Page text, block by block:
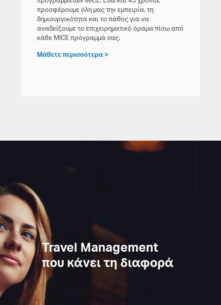
προσφέρουμε όλη μας την εμπειρία, τη
δημιουργικότητα και το πάθος για να
αναδείξουμε το επιχειρηματικό όραμα πίσω από
κάθε MICE πρόγραμμά σας.
Μάθετε περισσότερα >
Travel Management
που κάνει τη διαφορά